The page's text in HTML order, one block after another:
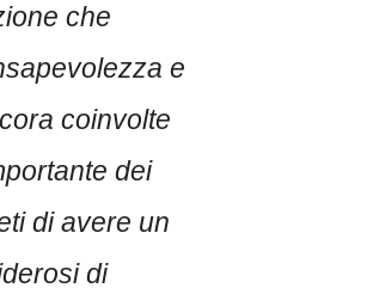
che
e
coinvolte
dei
di avere un
di